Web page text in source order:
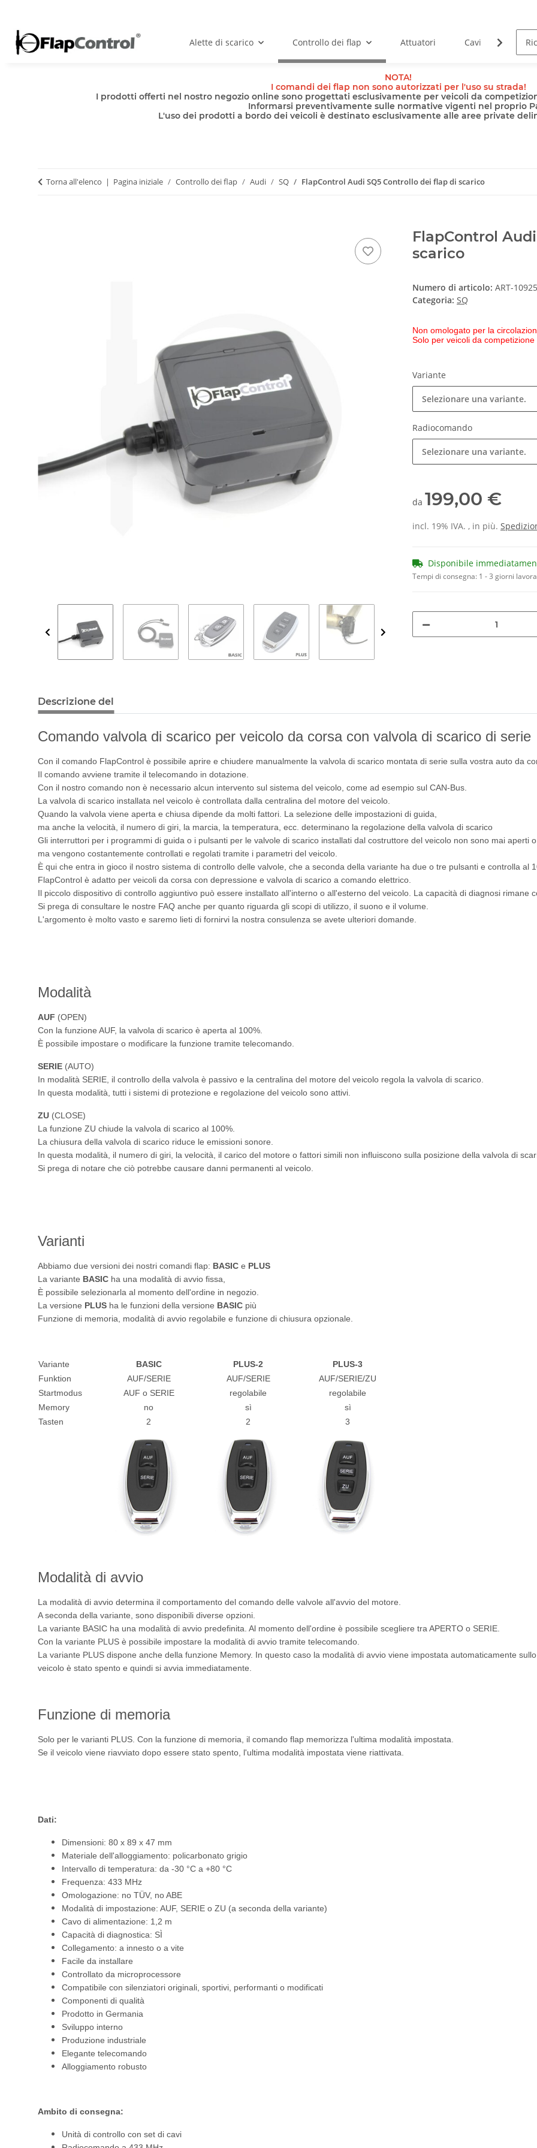
Alette di scarico Controllo dei flap Attuatori Cavi
NOTA!
I comandi dei flap non sono autorizzati per l'uso su strada!
I prodotti offerti nel nostro negozio online sono progettati esclusivamente per veicoli da
Informarsi preventivamente sulle normative vigenti nel proprio
L'uso dei prodotti a bordo dei veicoli è destinato esclusivamente alle aree private
Torna all'elenco Pagina iniziale Controllo dei flap Audi SQ FlapControl Audi SQ5 Controllo dei flap di scarico
FlapControl
scarico
Numero di articolo: ART-
Categoria: SQ
Non omologato per la
Solo per veicoli da
Variante
Selezionare una variante.
Radiocomando
Selezionare una variante.
da 199,00 €
incl. 19% IVA. , in più.
Disponibile
Tempi di consegna: 1 - 3 giorni
Descrizione del
Comando valvola di scarico per veicolo da corsa con valvola di scarico di serie
Con il comando FlapControl è possibile aprire e chiudere manualmente la valvola di scarico montata di serie sulla vostra auto da
Il comando avviene tramite il telecomando in dotazione.
Con il nostro comando non è necessario alcun intervento sul sistema del veicolo, come ad esempio sul CAN-Bus.
La valvola di scarico installata nel veicolo è controllata dalla centralina del motore del veicolo.
Quando la valvola viene aperta e chiusa dipende da molti fattori. La selezione delle impostazioni di guida,
ma anche la velocità, il numero di giri, la marcia, la temperatura, ecc. determinano la regolazione della valvola di scarico
Gli interruttori per i programmi di guida o i pulsanti per le valvole di scarico installati dal costruttore del veicolo non sono mai aperti
ma vengono costantemente controllati e regolati tramite i parametri del veicolo.
È qui che entra in gioco il nostro sistema di controllo delle valvole, che a seconda della variante ha due o tre pulsanti e controlla al
FlapControl è adatto per veicoli da corsa con depressione e valvola di scarico a comando elettrico.
Il piccolo dispositivo di controllo aggiuntivo può essere installato all'interno o all'esterno del veicolo. La capacità di diagnosi
Si prega di consultare le nostre FAQ anche per quanto riguarda gli scopi di utilizzo, il suono e il volume.
L'argomento è molto vasto e saremo lieti di fornirvi la nostra consulenza se avete ulteriori domande.
Modalità
AUF (OPEN)
Con la funzione AUF, la valvola di scarico è aperta al 100%.
È possibile impostare o modificare la funzione tramite telecomando.
SERIE (AUTO)
In modalità SERIE, il controllo della valvola è passivo e la centralina del motore del veicolo regola la valvola di scarico.
In questa modalità, tutti i sistemi di protezione e regolazione del veicolo sono attivi.
ZU (CLOSE)
La funzione ZU chiude la valvola di scarico al 100%.
La chiusura della valvola di scarico riduce le emissioni sonore.
In questa modalità, il numero di giri, la velocità, il carico del motore o fattori simili non influiscono sulla posizione della valvola di
Si prega di notare che ciò potrebbe causare danni permanenti al veicolo.
Varianti
Abbiamo due versioni dei nostri comandi flap: BASIC e PLUS
La variante BASIC ha una modalità di avvio fissa,
È possibile selezionarla al momento dell'ordine in negozio.
La versione PLUS ha le funzioni della versione BASIC più
Funzione di memoria, modalità di avvio regolabile e funzione di chiusura opzionale.
Variante BASIC PLUS-2
PLUS-3
Funktion
AUF/SERIE AUF/SERIE
AUF/SERIE/ZU
Startmodus
AUF o SERIE regolabile
regolabile
Memory
no sì
sì
Tasten
2 2 3
Modalità di avvio
La modalità di avvio determina il comportamento del comando delle valvole all'avvio del motore.
A seconda della variante, sono disponibili diverse opzioni.
La variante BASIC ha una modalità di avvio predefinita. Al momento dell'ordine è possibile scegliere tra APERTO o SERIE.
Con la variante PLUS è possibile impostare la modalità di avvio tramite telecomando.
La variante PLUS dispone anche della funzione Memory. In questo caso la modalità di avvio viene impostata automaticamente
veicolo è stato spento e quindi si avvia immediatamente.
Funzione di memoria
Solo per le varianti PLUS. Con la funzione di memoria, il comando flap memorizza l'ultima modalità impostata.
Se il veicolo viene riavviato dopo essere stato spento, l'ultima modalità impostata viene riattivata.
Dati:
Dimensioni: 80 x 89 x 47 mm
Materiale dell'alloggiamento: policarbonato grigio
Intervallo di temperatura: da -30 °C a +80 °C
Frequenza: 433 MHz
Omologazione: no TÜV, no ABE
Modalità di impostazione: AUF, SERIE o ZU (a seconda della variante)
Cavo di alimentazione: 1,2 m
Capacità di diagnostica: SÌ
Collegamento: a innesto o a vite
Facile da installare
Controllato da microprocessore
Compatibile con silenziatori originali, sportivi, performanti o modificati
Componenti di qualità
Prodotto in Germania
Sviluppo interno
Produzione industriale
Elegante telecomando
Alloggiamento robusto
Ambito di consegna:
Unità di controllo con set di cavi